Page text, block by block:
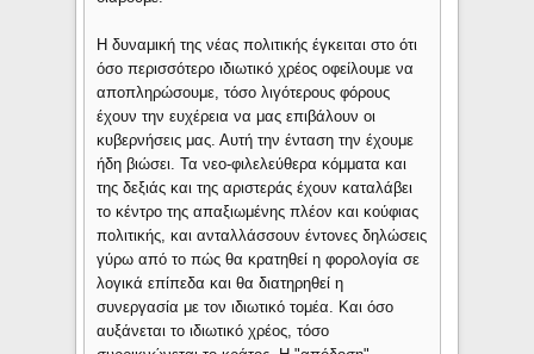
Η δυναμική της νέας πολιτικής έγκειται στο ότι
όσο περισσότερο ιδιωτικό χρέος οφείλουμε να
αποπληρώσουμε, τόσο λιγότερους φόρους
έχουν την ευχέρεια να μας επιβάλουν οι
κυβερνήσεις μας. Αυτή την ένταση την έχουμε
ήδη βιώσει. Τα νεο-φιλελεύθερα κόμματα και
της δεξιάς και της αριστεράς έχουν καταλάβει
το κέντρο της απαξιωμένης πλέον και κούφιας
πολιτικής, και ανταλλάσσουν έντονες δηλώσεις
γύρω από το πώς θα κρατηθεί η φορολογία σε
λογικά επίπεδα και θα διατηρηθεί η
συνεργασία με τον ιδιωτικό τομέα. Και όσο
αυξάνεται το ιδιωτικό χρέος, τόσο